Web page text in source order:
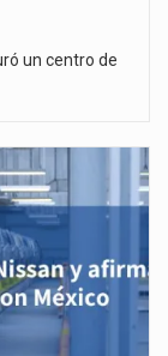
un centro de